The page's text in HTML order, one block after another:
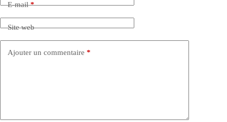
E-mail*
Site web
Ajouter un commentaire *